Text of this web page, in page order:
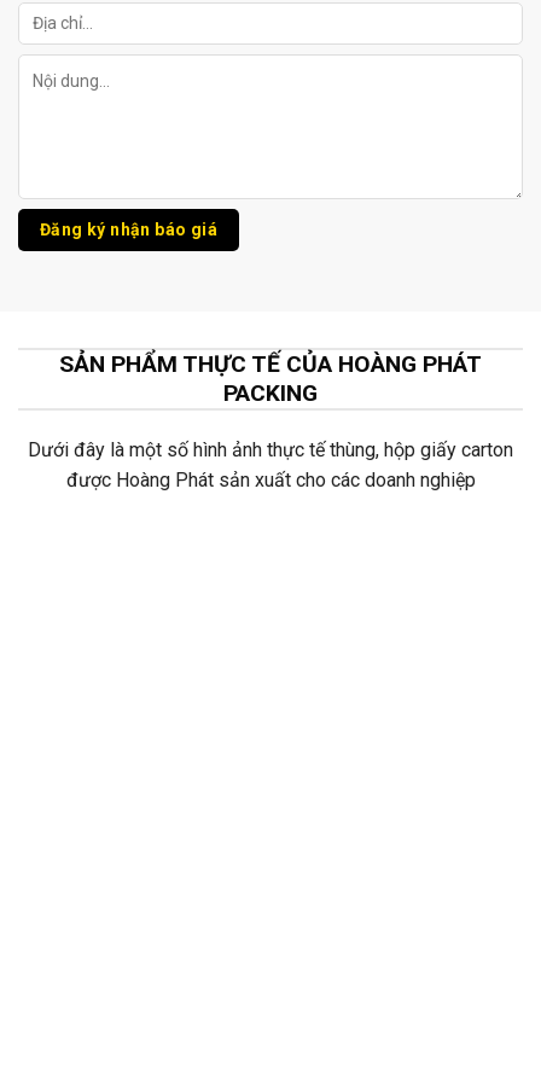
SẢN PHẨM THỰC TẾ CỦA HOÀNG PHÁT
PACKING
Dưới đây là một số hình ảnh thực tế thùng, hộp giấy carton
được Hoàng Phát sản xuất cho các doanh nghiệp